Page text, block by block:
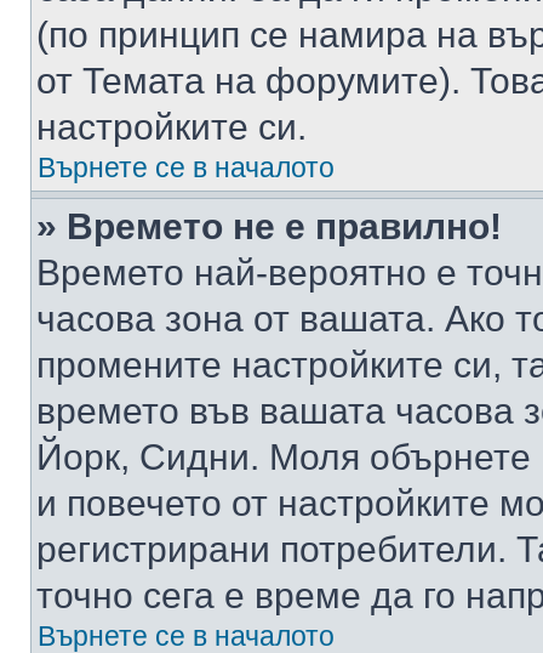
(по принцип се намира на
от Темата на форумите).
настройките си.
Върнете се в началото
» Времето не е правилно!
Времето най-вероятно е
часова зона от вашата. Ако
промените настройките си,
времето във вашата
Йорк, Сидни. Моля обърнете
и повечето от настройките
регистрирани потребители.
точно сега е време да го
Върнете се в началото